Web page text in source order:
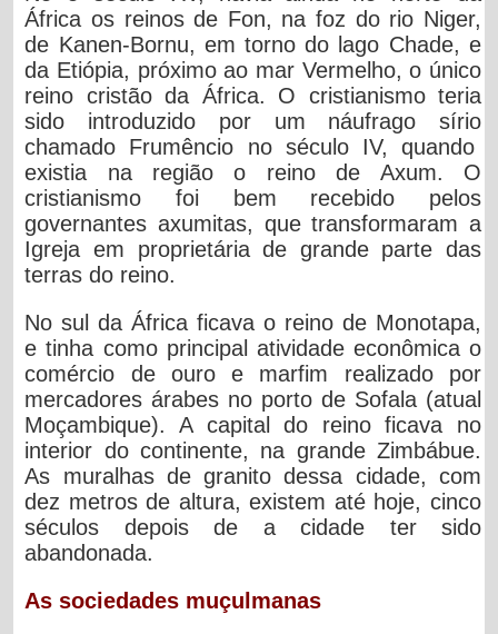
África os reinos de Fon, na foz do rio Niger,
de Kanen-Bornu, em torno do lago Chade, e
da Etiópia, próximo ao mar Vermelho, o único
reino cristão da África. O cristianismo teria
sido introduzido por um náufrago sírio
chamado Frumêncio no século IV, quando
existia na região o reino de Axum. O
cristianismo foi bem recebido pelos
governantes axumitas, que transformaram a
Igreja em proprietária de grande parte das
terras do reino.
No sul da África ficava o reino de Monotapa,
e tinha como principal atividade econômica o
comércio de ouro e marfim realizado por
mercadores árabes no porto de Sofala (atual
Moçambique). A capital do reino ficava no
interior do continente, na grande Zimbábue.
As muralhas de granito dessa cidade, com
dez metros de altura, existem até hoje, cinco
séculos depois de a cidade ter sido
abandonada.
As sociedades muçulmanas